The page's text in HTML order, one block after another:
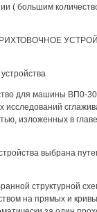
( большим
РИХТОВОЧНОЕ
для машины ВП0-
исследований
изложенных в
выбрана
структурной
на прямых и